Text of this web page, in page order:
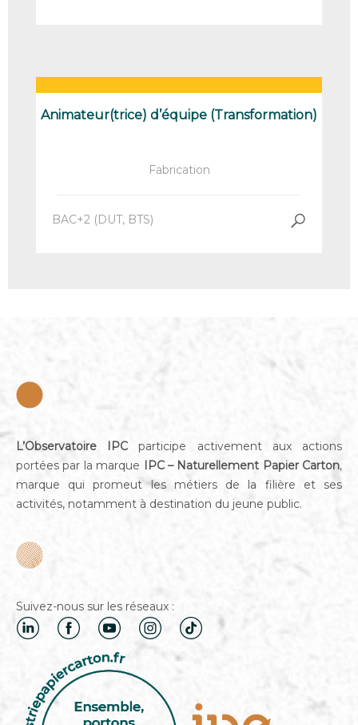
Animateur(trice) d’équipe (Transformation)
Fabrication
BAC+2 (DUT, BTS)
L’Observatoire IPC participe activement aux actions
portées par la marque IPC – Naturellement Papier Carton,
marque qui promeut les métiers de la filière et ses
activités, notamment à destination du jeune public.
Suivez-nous sur les réseaux :